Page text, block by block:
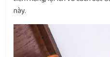
này.